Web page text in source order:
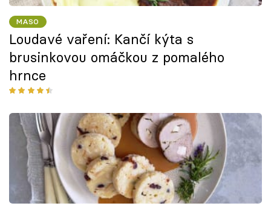
MASO
Loudavé vaření: Kančí kýta s
brusinkovou omáčkou z pomalého
hrnce